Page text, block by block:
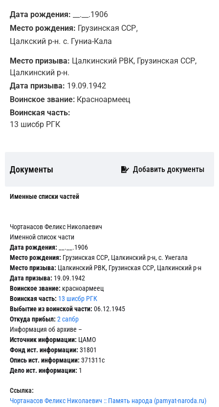
Дата рождения: __.__.1906
Место рождения: Грузинская ССР,
Цалкский р-н. с. Гуниа-Кала
Место призыва: Цалкинский РВК, Грузинская ССР,
Цалкинский р-н.
Дата призыва: 19.09.1942
Воинское звание: Красноармеец
Воинская часть:
13 шисбр РГК
Документы Добавить документы
Именные списки частей
Чортанасов Феликс Николаевич
Именной список части
Дата рождения: __.__.1906
Место рождения: Грузинская ССР, Цалкинский р-н, с. Унегала
Место призыва: Цалкинский РВК, Грузинская ССР, Цалкинский р-н
Дата призыва: 19.09.1942
Воинское звание: красноармеец
Воинская часть: 13 шисбр РГК
Выбытие из воинской части: 06.12.1945
Откуда прибыл: 2 сапбр
Информация об архиве –
Источник информации: ЦАМО
Фонд ист. информации: 31801
Опись ист. информации: 371311с
Дело ист. информации: 1
Ссылка:
Чортанасов Феликс Николаевич :: Память народа (pamyat-naroda.ru)